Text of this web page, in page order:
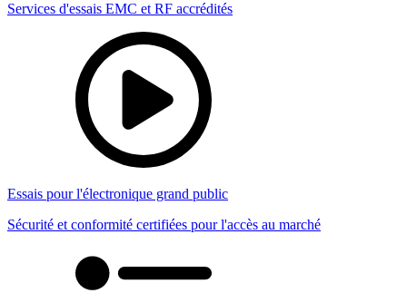
Services d'essais EMC et RF accrédités
Essais pour l'électronique grand public
Sécurité et conformité certifiées pour l'accès au marché